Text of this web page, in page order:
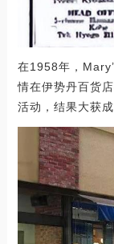
在1958年，
情在伊势丹百货
活动，结果大获